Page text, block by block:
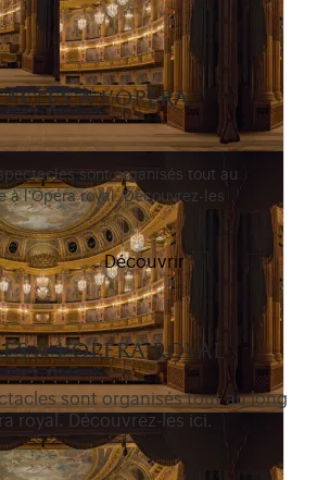
à l'opéra
sont organisés tout au
à l'Opéra royal. Découvrez-les
Découvrir
à l'opéra royal
sont organisés tout au long
royal. Découvrez-les ici.